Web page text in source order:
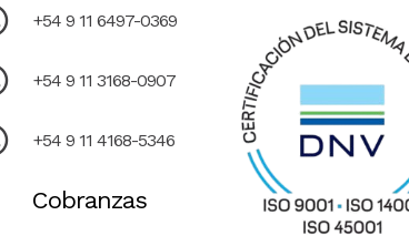
+54 9 11 6497-0369
+54 9 11 3168-0907
+54 9 11 4168-5346
Cobranzas